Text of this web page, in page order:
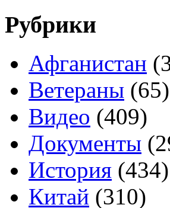
Рубрики
Афганистан
Ветераны (65)
Видео (409)
Документы
История (434)
Китай (310)